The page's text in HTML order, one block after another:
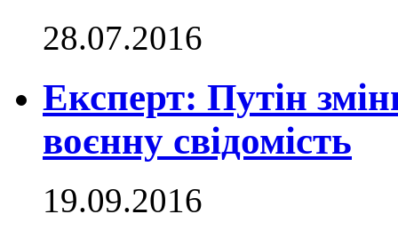
28.07.2016
Експерт: Путін
воєнну свідомість
19.09.2016